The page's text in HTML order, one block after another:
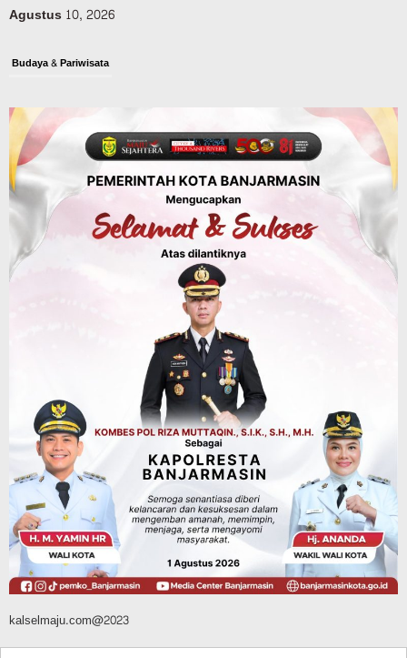
Agustus 10, 2026
Budaya & Pariwisata
Kicau Mania Banjarmasin, Total Hadiah
Rp40 Juta
Agustus 10, 2026
Advertorial Pemkab Balangan
Rapat Paripurna Balangan Capai
Kesepakatan, Perubahan APBD 2026
Segera Diproses ke Gubernur Kalsel
Bangunan TPA Darul Falah Cempaka
Direnovasi, Dua Dekade Lebih Belum
Pernah Direhabilitasi Total
Agustus 10, 2026
kalselmaju.com@2023